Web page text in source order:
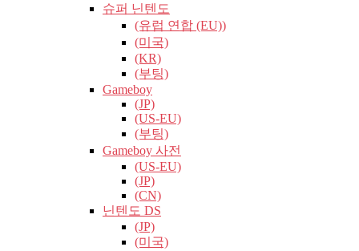
슈퍼 닌텐도
(유럽​​ 연합 (EU))
(미국)
(KR)
(부팅)
Gameboy
(JP)
(US-EU)
(부팅)
Gameboy 사전
(US-EU)
(JP)
(CN)
닌텐도 DS
(JP)
(미국)